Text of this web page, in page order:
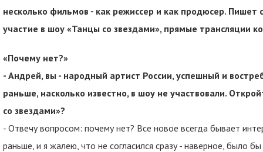
несколько фильмов - как режиссер и как продюсер. Пишет
участие в шоу «Танцы со звездами», прямые трансляции
«Почему нет?»
- Андрей, вы - народный артист России, успешный и
раньше, насколько известно, в шоу не участвовали.
со звездами»?
- Отвечу вопросом: почему нет? Все новое всегда бывает
раньше, и я жалею, что не согласился сразу - наверное, было